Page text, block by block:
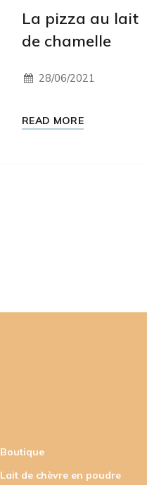
La pizza au lait
de chamelle
28/06/2021
READ MORE
Boutique
Lait de chèvre en poudre